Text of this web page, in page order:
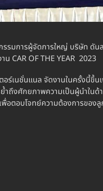
รรมการผู้จัดการใหญ่ บริษัท ดัน
าน CAR OF THE YEAR 2023
ร์เนชั่นแนล จัดงานในครั้งนี้ขึ้
ำถึงศักยภาพความเป็นผู้นำใน
อตอบโจทย์ความต้องการของ